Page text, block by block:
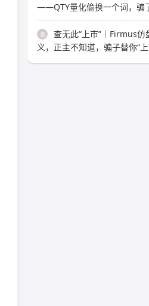
——QTY量化偷换一个词，骗
8
查无此“上市”｜Firmus仿
义，正主不知道，骗子替你“